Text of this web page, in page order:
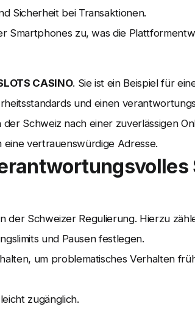
Sicherheit bei Transaktionen.
Smartphones zu, was die
CASINO. Sie ist ein Beispiel für
und einen
Schweiz nach einer zuverlässigen
vertrauenswürdige Adresse.
der Schweizer Regulierung. Hierzu
und Pausen festlegen.
um problematisches Verhalten
zugänglich.